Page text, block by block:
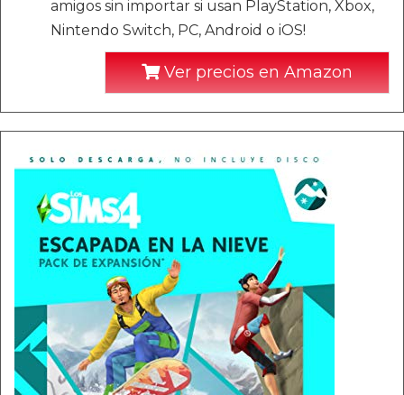
amigos sin importar si usan PlayStation, Xbox,
Nintendo Switch, PC, Android o iOS!
Ver precios en Amazon